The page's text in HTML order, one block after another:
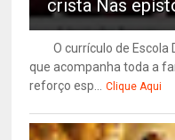
cristã Nas
O currículo de Escola
que acompanha toda a
reforço esp... Clique Aqui